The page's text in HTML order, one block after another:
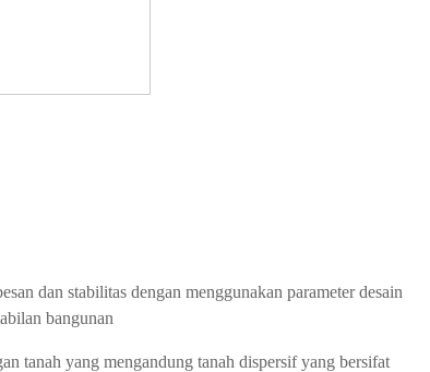
dan stabilitas dengan menggunakan parameter desain
bangunan
tanah yang mengandung tanah dispersif yang bersifat